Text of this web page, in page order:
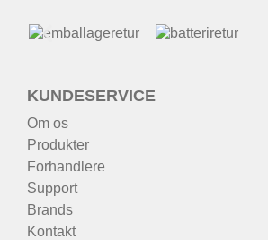
KUNDESERVICE
Om os
Produkter
Forhandlere
Support
Brands
Kontakt